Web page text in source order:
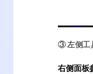
③ 左侧工
右侧面板